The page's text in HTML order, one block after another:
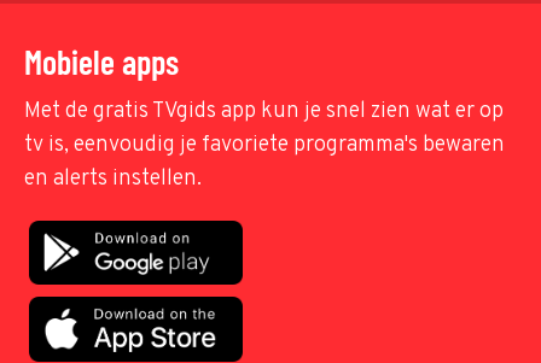
Mobiele apps
Met de gratis TVgids app kun je snel zien wat er op
tv is, eenvoudig je favoriete programma's bewaren
en alerts instellen.